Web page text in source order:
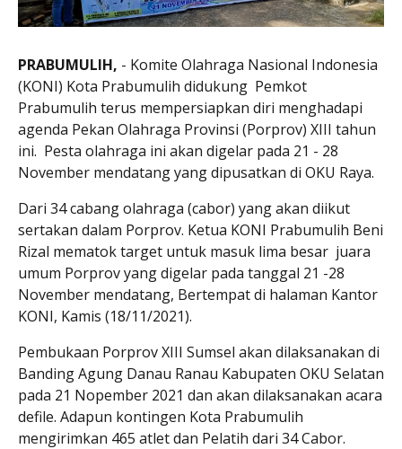
PRABUMULIH, - Komite Olahraga Nasional Indonesia
(KONI) Kota Prabumulih didukung Pemkot
Prabumulih terus mempersiapkan diri menghadapi
agenda Pekan Olahraga Provinsi (Porprov) XIII tahun
ini. Pesta olahraga ini akan digelar pada 21 - 28
November mendatang yang dipusatkan di OKU Raya.
Dari 34 cabang olahraga (cabor) yang akan diikut
sertakan dalam Porprov. Ketua KONI Prabumulih Beni
Rizal mematok target untuk masuk lima besar juara
umum Porprov yang digelar pada tanggal 21 -28
November mendatang, Bertempat di halaman Kantor
KONI, Kamis (18/11/2021).
Pembukaan Porprov XIII Sumsel akan dilaksanakan di
Banding Agung Danau Ranau Kabupaten OKU Selatan
pada 21 Nopember 2021 dan akan dilaksanakan acara
defile. Adapun kontingen Kota Prabumulih
mengirimkan 465 atlet dan Pelatih dari 34 Cabor.